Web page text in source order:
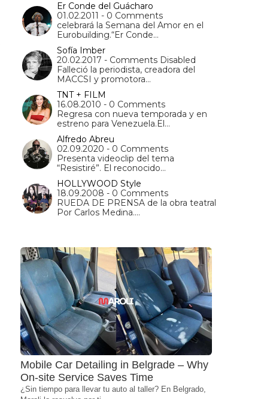
Er Conde del Guácharo
01.02.2011 - 0 Comments
celebrará la Semana del Amor en el
Eurobuilding.“Er Conde…
Sofía Imber
20.02.2017 - Comments Disabled
Falleció la periodista, creadora del
MACCSI y promotora…
TNT + FILM
16.08.2010 - 0 Comments
Regresa con nueva temporada y en
estreno para Venezuela.El…
Alfredo Abreu
02.09.2020 - 0 Comments
Presenta videoclip del tema
“Resistiré”. El reconocido…
HOLLYWOOD Style
18.09.2008 - 0 Comments
RUEDA DE PRENSA de la obra teatral
Por Carlos Medina.…
Mobile Car Detailing in Belgrade – Why
On-site Service Saves Time
¿Sin tiempo para llevar tu auto al taller? En Belgrado,